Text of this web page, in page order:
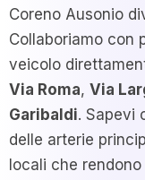
Coreno Ausonio
Collaboriamo con
veicolo
Via Roma, Via
Garibaldi. Sapevi
delle arterie
locali che